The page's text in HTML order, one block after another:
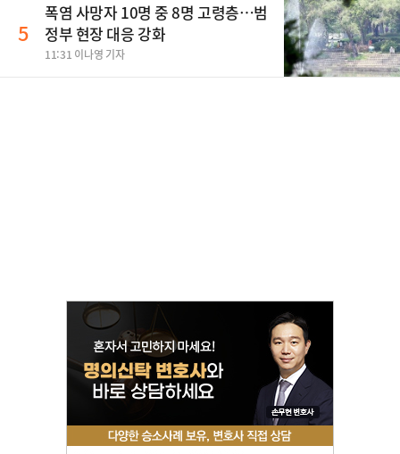
5
폭염 사망자 10명 중 8명 고령층…범
정부 현장 대응 강화
11:31 이나영 기자